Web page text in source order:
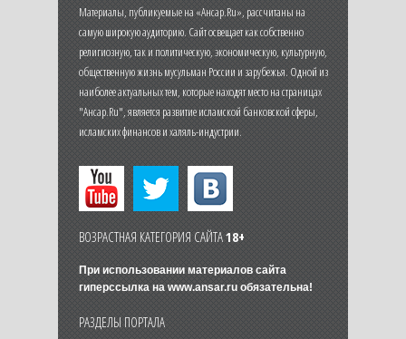
Материалы, публикуемые на «Ансар.Ru», рассчитаны на
самую широкую аудиторию. Сайт освещает как собственно
религиозную, так и политическую, экономическую, культурную,
общественную жизнь мусульман России и зарубежья. Одной из
наиболее актуальных тем, которые находят место на страницах
"Ансар.Ru", является развитие исламской банковской сферы,
исламских финансов и халяль-индустрии.
ВОЗРАСТНАЯ КАТЕГОРИЯ САЙТА18+
При использовании материалов сайта
гиперссылка на www.ansar.ruобязательна!
РАЗДЕЛЫ ПОРТАЛА